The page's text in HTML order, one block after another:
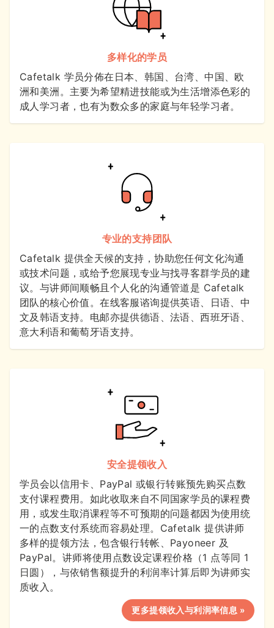
多样化的学员
Cafetalk 学员分佈在日本、韩国、台湾、中国、欧
洲和美洲。主要为希望精进技能或为生活增添色彩的
成人学习者，也有为数众多的家庭与年轻学习者。
专业的支持团队
Cafetalk 提供全天候的支持，协助您任何文化沟通
或技术问题，或给予您展现专业与找寻客群学员的建
议。与讲师间顺畅且个人化的沟通管道是 Cafetalk
团队的核心价值。在线客服谘询提供英语、日语、中
文及韩语支持。电邮亦提供德语、法语、西班牙语、
意大利语和葡萄牙语支持。
安全提领收入
学员会以信用卡、PayPal 或银行转账预先购买点数
支付课程费用。如此收取来自不同国家学员的课程费
用，或发生取消课程等不可预期的问题都因为使用统
一的点数支付系统而容易处理。Cafetalk 提供讲师
多样的提领方法，包含银行转帐、Payoneer 及
PayPal。讲师将使用点数设定课程价格（1 点等同 1
日圆），与依销售额提升的利润率计算后即为讲师实
质收入。
更多提领收入与利润率信息 »